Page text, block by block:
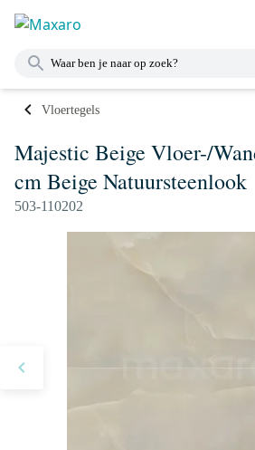
Vloertegels
Majestic Beige Vloer-/
cm Beige Natuursteenlook
503-110202